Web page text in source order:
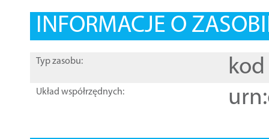
INFORMACJE O
Typ zasobu: kod
Układ współrzędnych: